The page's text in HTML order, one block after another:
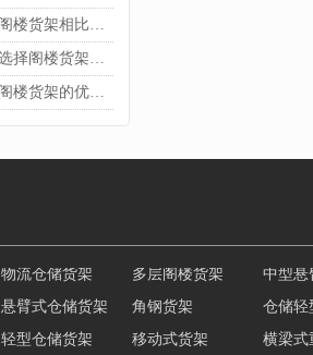
【阁楼货架】阁楼货架相比传统货架的优势是什么
【阁楼货架】选择阁楼货架的好处？
【阁楼货架】阁楼货架的优点是什么
悬臂式仓储货架 角钢货架
仓储
轻型仓储货架 移动式货架
横梁
广州重型货架 深圳阁楼货架 佛山